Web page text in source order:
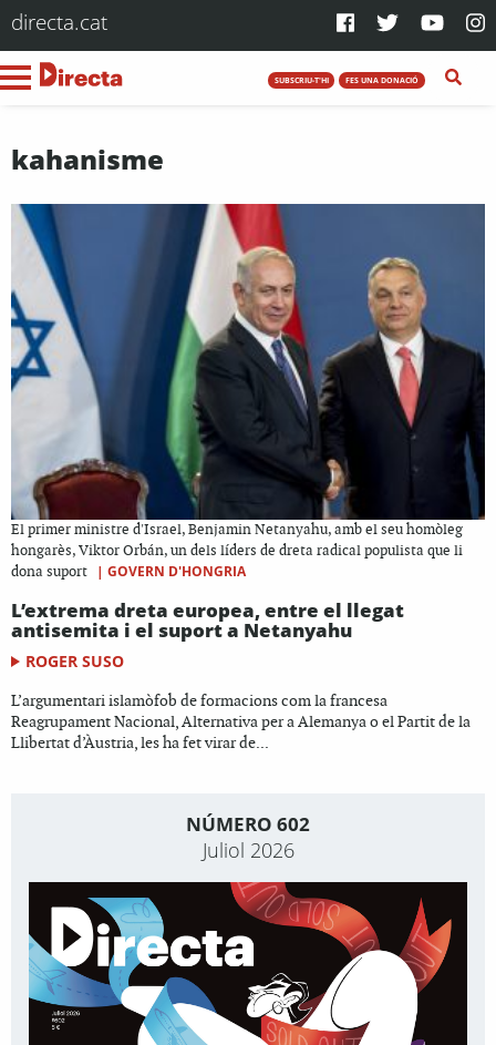
directa.cat
SUBSCRIU-T'HI FES UNA DONACIÓ
kahanisme
El primer ministre d'Israel, Benjamin Netanyahu, amb el seu homòleg
hongarès, Viktor Orbán, un dels líders de dreta radical populista que li
dona suport
| GOVERN D'HONGRIA
L’extrema dreta europea, entre el llegat
antisemita i el suport a Netanyahu
ROGER SUSO
L’argumentari islamòfob de formacions com la francesa
Reagrupament Nacional, Alternativa per a Alemanya o el Partit de la
Llibertat d’Àustria, les ha fet virar de...
NÚMERO 602
Juliol 2026